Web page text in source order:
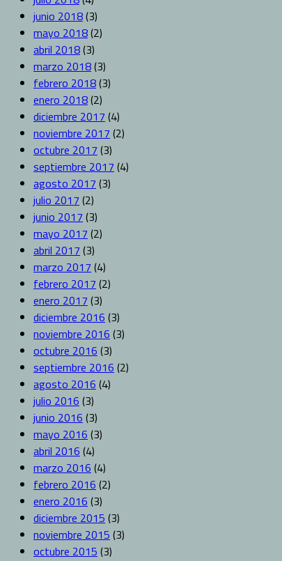
junio 2018(3)
mayo 2018(2)
abril 2018(3)
marzo 2018(3)
febrero 2018(3)
enero 2018(2)
diciembre 2017 (4)
noviembre 2017 (2)
octubre 2017 (3)
septiembre 2017 (4)
agosto 2017 (3)
julio 2017 (2)
junio 2017 (3)
mayo 2017 (2)
abril 2017 (3)
marzo 2017 (4)
febrero 2017 (2)
enero 2017 (3)
diciembre 2016 (3)
noviembre 2016 (3)
octubre 2016 (3)
septiembre 2016 (2)
agosto 2016 (4)
julio 2016 (3)
junio 2016 (3)
mayo 2016 (3)
abril 2016 (4)
marzo 2016 (4)
febrero 2016 (2)
enero 2016 (3)
diciembre 2015 (3)
noviembre 2015 (3)
octubre 2015 (3)